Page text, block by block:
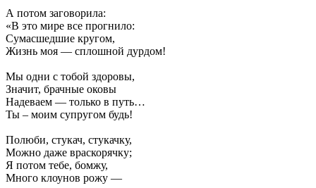
А потом заговорила:
«В это мире все прогнило:
Сумасшедшие кругом,
Жизнь моя — сплошной дурдом!
Мы одни с тобой здоровы,
Значит, брачные оковы
Надеваем — только в путь…
Ты – моим супругом будь!
Полюби, стукач, стукачку,
Можно даже враскорячку;
Я потом тебе, бомжу,
Много клоунов рожу —